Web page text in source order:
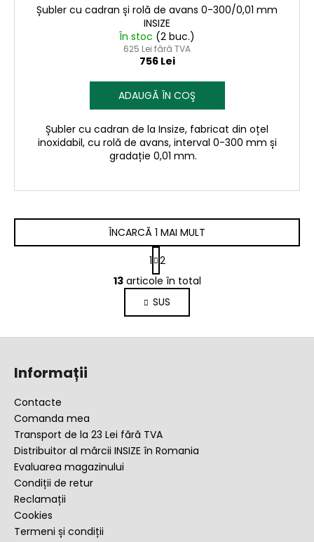
Șubler cu cadran și rolă de avans 0-300/0,01 mm
INSIZE
În stoc (2 buc.)
625 Lei fără TVA
756 Lei
ADAUGĂ ÎN COŞ
Șubler cu cadran de la Insize, fabricat din oțel
inoxidabil, cu rolă de avans, interval 0-300 mm și
gradație 0,01 mm.
C
o
n
t
r
i
s
t
ÎNCARCĂ 1 MAI MULT
P
a
g
i
n
a
r
1 2
13articole în total
SUS
Informații
Contacte
Comanda mea
Transport de la 23 Lei fără TVA
Distribuitor al mărcii INSIZE în Romania
Evaluarea magazinului
Condiții de retur
Reclamații
Cookies
Termeni și condiții